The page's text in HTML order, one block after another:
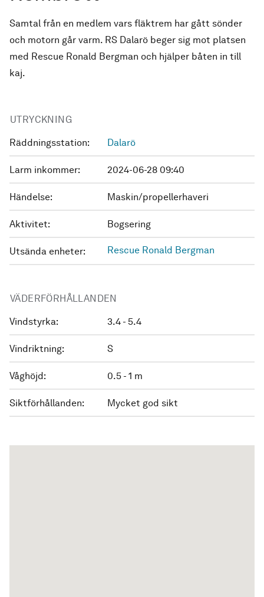
Samtal från en medlem vars fläktrem har gått sönder
och motorn går varm. RS Dalarö beger sig mot platsen
med Rescue Ronald Bergman och hjälper båten in till
kaj.
UTRYCKNING
Räddningsstation: Dalarö
Larm inkommer: 2024-06-28 09:40
Händelse: Maskin/propellerhaveri
Aktivitet: Bogsering
Utsända enheter: Rescue Ronald Bergman
VÄDERFÖRHÅLLANDEN
Vindstyrka: 3.4 - 5.4
Vindriktning: S
Våghöjd: 0.5 - 1 m
Siktförhållanden: Mycket god sikt